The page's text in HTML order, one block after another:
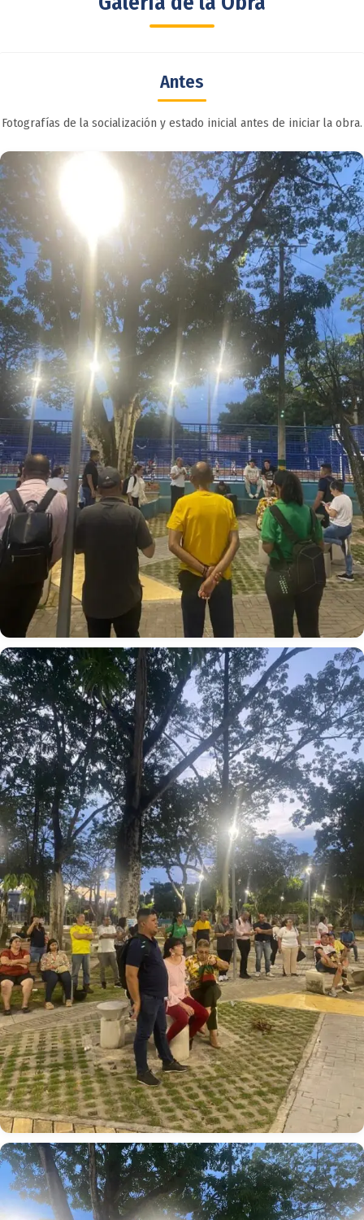
Antes
Fotografías de la socialización y estado inicial antes de iniciar la obra.